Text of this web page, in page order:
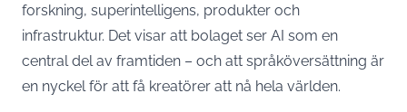
forskning, superintelligens, produkter och
infrastruktur. Det visar att bolaget ser AI som en
central del av framtiden – och att språköversättning är
en nyckel för att få kreatörer att nå hela världen.